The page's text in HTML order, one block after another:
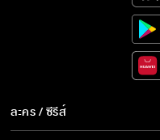
ละคร / ซีรีส์
ละคร/ซีรีส์